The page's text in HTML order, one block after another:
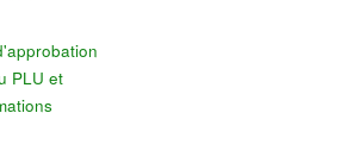
PLU et